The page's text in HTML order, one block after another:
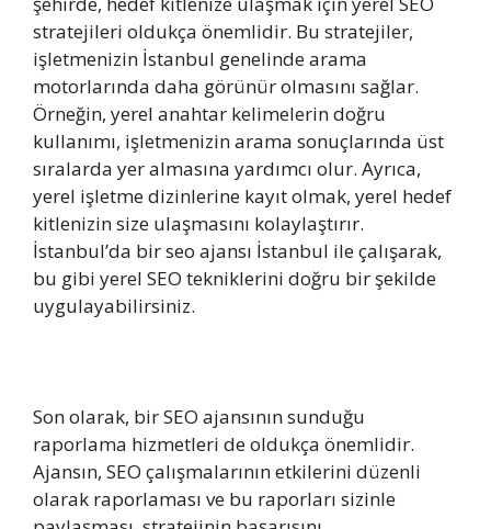
stratejileri oldukça önemlidir. Bu stratejiler,
işletmenizin İstanbul genelinde arama
motorlarında daha görünür olmasını sağlar.
Örneğin, yerel anahtar kelimelerin doğru
kullanımı, işletmenizin arama sonuçlarında üst
sıralarda yer almasına yardımcı olur. Ayrıca,
yerel işletme dizinlerine kayıt olmak, yerel hedef
kitlenizin size ulaşmasını kolaylaştırır.
İstanbul’da bir seo ajansı İstanbul ile çalışarak,
bu gibi yerel SEO tekniklerini doğru bir şekilde
uygulayabilirsiniz.
Son olarak, bir SEO ajansının sunduğu
raporlama hizmetleri de oldukça önemlidir.
Ajansın, SEO çalışmalarının etkilerini düzenli
olarak raporlaması ve bu raporları sizinle